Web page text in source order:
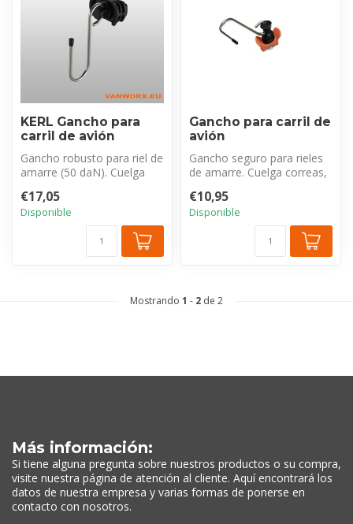
KERL Gancho para
carril de avión
Gancho robusto para riel de
amarre (50 daN). Cuelga
correas...
€17,05
Disponible
Gancho para carril de
avión
Gancho seguro para rieles
de amarre. Cuelga correas,
y...
€10,95
Disponible
Mostrando 1 - 2 de 2
Más información:
Si tiene alguna pregunta sobre nuestros productos o su compra,
visite nuestra página de atención al cliente. Aquí encontrará los
datos de nuestra empresa y varias formas de ponerse en
contacto con nosotros.